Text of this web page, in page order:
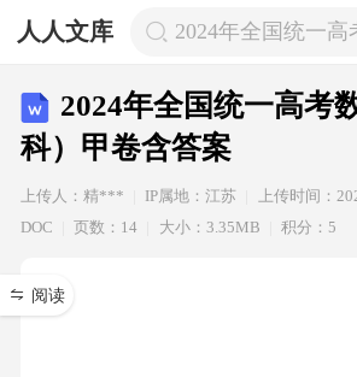
人人文库 2024年全国统一
2024年全国统一高考
科）甲卷含答案
上传人：精*** IP属地：江苏 上传时间：
DOC
页数：14 大小：3.35MB 积分：5
阅读